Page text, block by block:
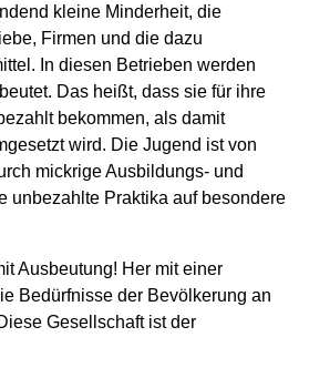
kleine Minderheit, die
Firmen und die dazu
In diesen Betrieben werden
Das heißt, dass sie für ihre
bekommen, als damit
wird. Die Jugend ist von
mickrige Ausbildungs- und
unbezahlte Praktika auf besondere
Ausbeutung! Her mit einer
Bedürfnisse der Bevölkerung an
Gesellschaft ist der